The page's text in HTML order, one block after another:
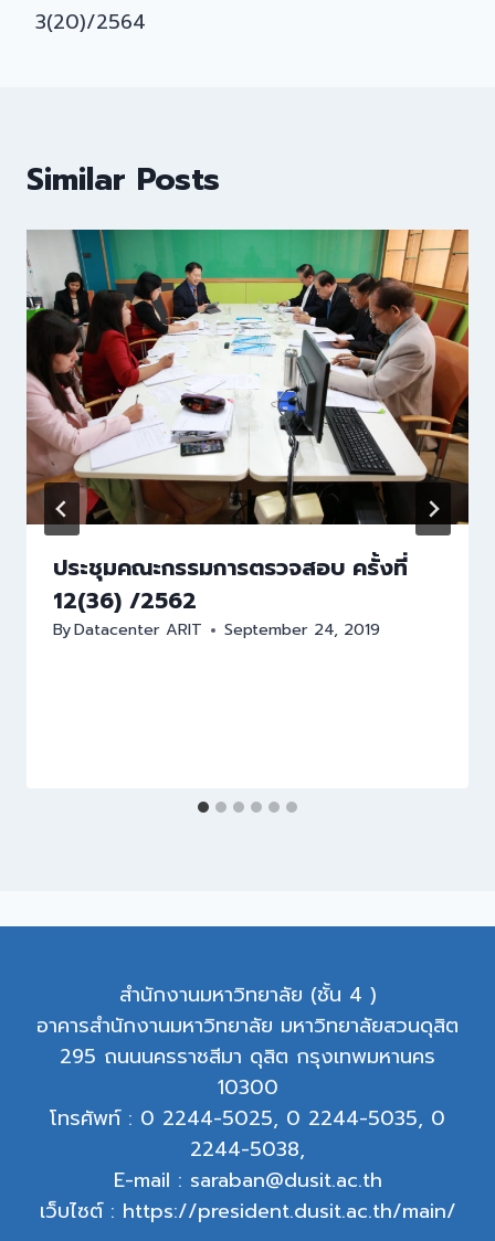
3(20)/2564
Similar Posts
ประชุมคณะกรรมการตรวจสอบ ครั้งที่
12(36) /2562
ByDatacenter ARIT September 24, 2019
สำนักงานมหาวิทยาลัย (ชั้น 4 )
อาคารสำนักงานมหาวิทยาลัย มหาวิทยาลัยสวนดุสิต
295 ถนนนครราชสีมา ดุสิต กรุงเทพมหานคร
10300
โทรศัพท์ : 0 2244-5025, 0 2244-5035, 0
2244-5038,
E-mail : saraban@dusit.ac.th
เว็บไซต์ : https://president.dusit.ac.th/main/